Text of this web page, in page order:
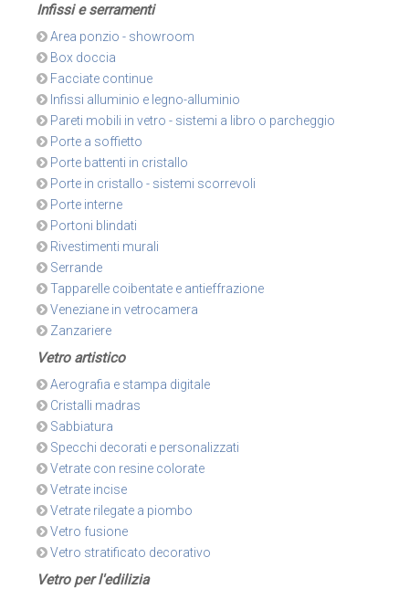
Infissi e serramenti
Area ponzio - showroom
Box doccia
Facciate continue
Infissi alluminio e legno-alluminio
Pareti mobili in vetro - sistemi a libro o parcheggio
Porte a soffietto
Porte battenti in cristallo
Porte in cristallo - sistemi scorrevoli
Porte interne
Portoni blindati
Rivestimenti murali
Serrande
Tapparelle coibentate e antieffrazione
Veneziane in vetrocamera
Zanzariere
Vetro artistico
Aerografia e stampa digitale
Cristalli madras
Sabbiatura
Specchi decorati e personalizzati
Vetrate con resine colorate
Vetrate incise
Vetrate rilegate a piombo
Vetro fusione
Vetro stratificato decorativo
Vetro per l'edilizia